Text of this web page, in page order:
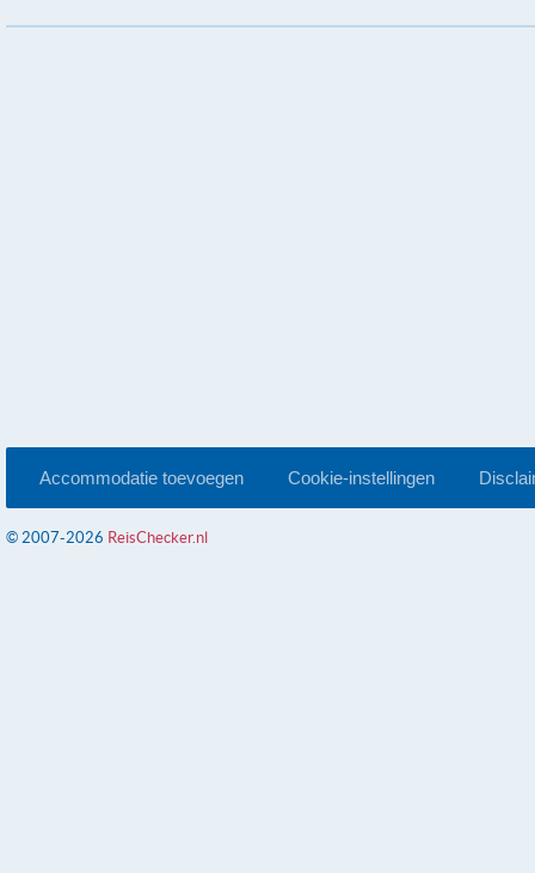
Accommodatie toevoegen Cookie-instellingen
© 2007-2026 ReisChecker.nl